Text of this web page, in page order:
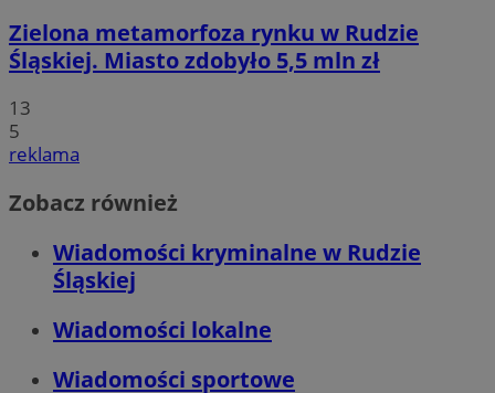
Zielona metamorfoza rynku w Rudzie
Śląskiej. Miasto zdobyło 5,5 mln zł
13
5
reklama
Zobacz również
Wiadomości kryminalne w Rudzie
Śląskiej
Wiadomości lokalne
Wiadomości sportowe